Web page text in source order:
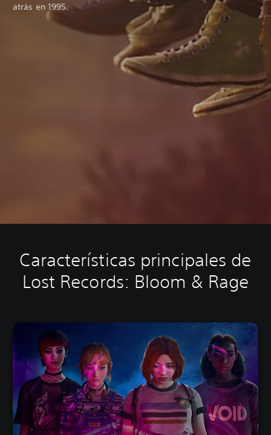
atrás en 1995.
Características principales de
Lost Records: Bloom & Rage